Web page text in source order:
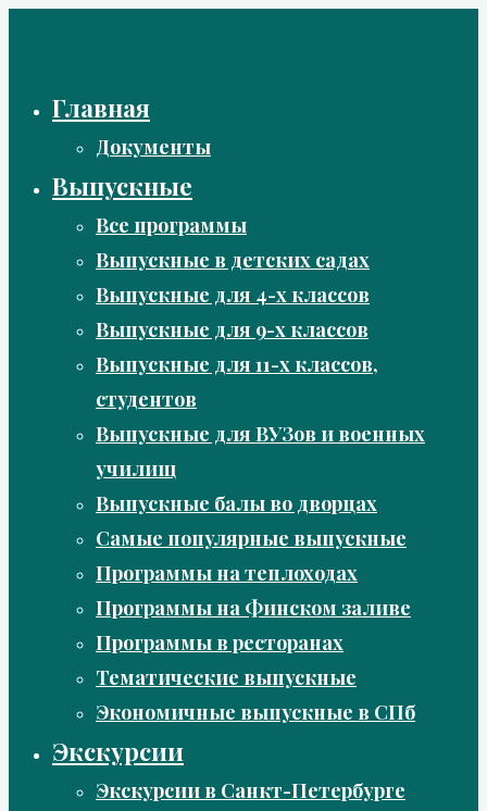
Главная
Документы
Выпускные
Все программы
Выпускные в детских садах
Выпускные для 4-х классов
Выпускные для 9-х классов
Выпускные для 11-х классов,
студентов
Выпускные для ВУЗов и военных
училищ
Выпускные балы во дворцах
Самые популярные выпускные
Программы на теплоходах
Программы на Финском заливе
Программы в ресторанах
Тематические выпускные
Экономичные выпускные в СПб
Экскурсии
Экскурсии в Санкт-Петербурге